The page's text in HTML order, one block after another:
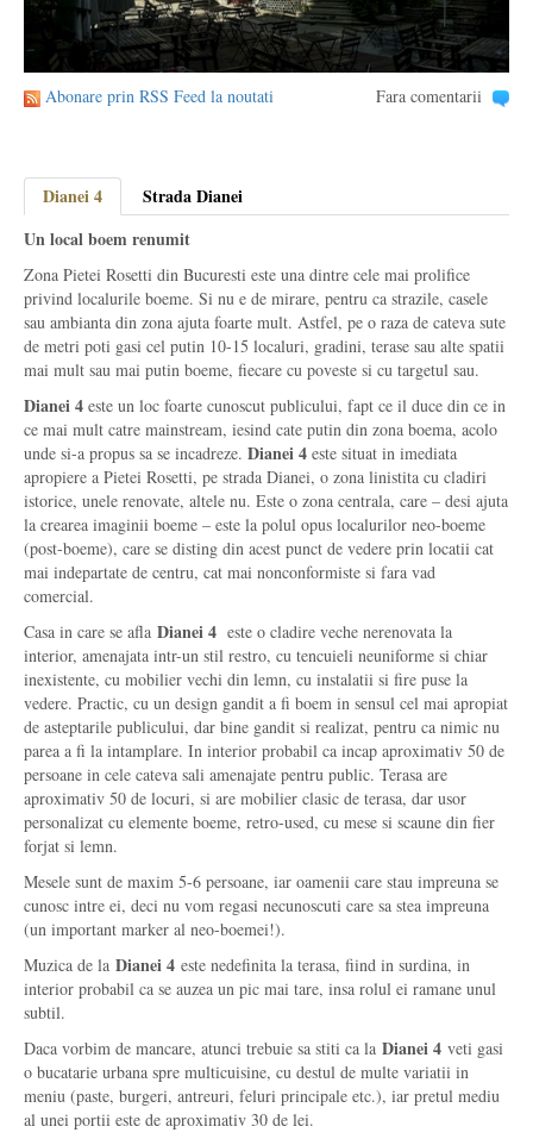
Abonare prin RSS Feed la noutati Fara comentarii
Dianei 4
Strada Dianei
Un local boem renumit
Zona Pietei Rosetti din Bucuresti este una dintre cele mai prolifice
privind localurile boeme. Si nu e de mirare, pentru ca strazile, casele
sau ambianta din zona ajuta foarte mult. Astfel, pe o raza de cateva sute
de metri poti gasi cel putin 10-15 localuri, gradini, terase sau alte spatii
mai mult sau mai putin boeme, fiecare cu poveste si cu targetul sau.
Dianei 4 este un loc foarte cunoscut publicului, fapt ce il duce din ce in
ce mai mult catre mainstream, iesind cate putin din zona boema, acolo
unde si-a propus sa se incadreze. Dianei 4 este situat in imediata
apropiere a Pietei Rosetti, pe strada Dianei, o zona linistita cu cladiri
istorice, unele renovate, altele nu. Este o zona centrala, care – desi ajuta
la crearea imaginii boeme – este la polul opus localurilor neo-boeme
(post-boeme), care se disting din acest punct de vedere prin locatii cat
mai indepartate de centru, cat mai nonconformiste si fara vad
comercial.
Casa in care se afla Dianei 4 este o cladire veche nerenovata la
interior, amenajata intr-un stil restro, cu tencuieli neuniforme si chiar
inexistente, cu mobilier vechi din lemn, cu instalatii si fire puse la
vedere. Practic, cu un design gandit a fi boem in sensul cel mai apropiat
de asteptarile publicului, dar bine gandit si realizat, pentru ca nimic nu
parea a fi la intamplare. In interior probabil ca incap aproximativ 50 de
persoane in cele cateva sali amenajate pentru public. Terasa are
aproximativ 50 de locuri, si are mobilier clasic de terasa, dar usor
personalizat cu elemente boeme, retro-used, cu mese si scaune din fier
forjat si lemn.
Mesele sunt de maxim 5-6 persoane, iar oamenii care stau impreuna se
cunosc intre ei, deci nu vom regasi necunoscuti care sa stea impreuna
(un important marker al neo-boemei!).
Muzica de la Dianei 4 este nedefinita la terasa, fiind in surdina, in
interior probabil ca se auzea un pic mai tare, insa rolul ei ramane unul
subtil.
Daca vorbim de mancare, atunci trebuie sa stiti ca la Dianei 4 veti gasi
o bucatarie urbana spre multicuisine, cu destul de multe variatii in
meniu (paste, burgeri, antreuri, feluri principale etc.), iar pretul mediu
al unei portii este de aproximativ 30 de lei.